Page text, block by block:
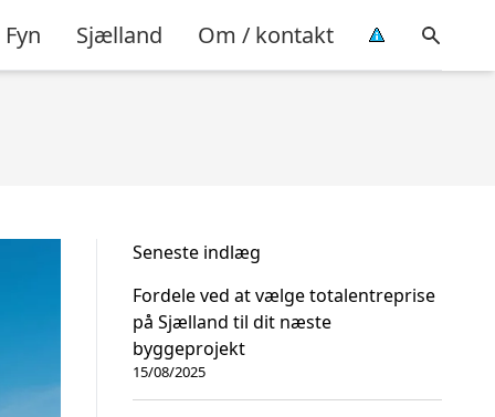
Fyn Sjælland Om / kontakt
Seneste indlæg
Fordele ved at vælge totalentreprise
på Sjælland til dit næste
byggeprojekt
15/08/2025